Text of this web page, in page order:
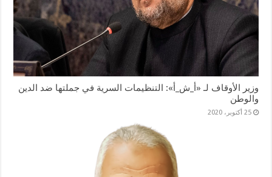
وزير الأوقاف لـ «أ_ش_أ»: التنظيمات السرية في جملتها ضد الدين
والوطن
25 أكتوبر، 2020